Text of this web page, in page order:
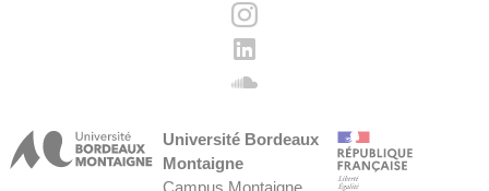
Université Bordeaux
Montaigne